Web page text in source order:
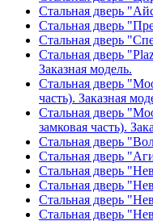
Стальная дверь
Стальная дверь
Стальная дверь
Стальная дверь
Заказная модель.
Стальная дверь
часть). Заказная
Стальная дверь
замковая часть).
Стальная дверь
Стальная дверь
Стальная дверь
Стальная дверь
Стальная дверь
Стальная дверь